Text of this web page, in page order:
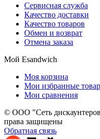
Сервисная служба
Качество доставки
Качество товаров
Обмен и возврат
Отмена заказа
Мой Esandwich
Моя корзина
Мои избранные
Мои сравнения
© ООО "Сеть
права защищены
Обратная связь